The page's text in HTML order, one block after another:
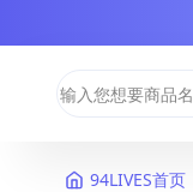
94LIVES首页